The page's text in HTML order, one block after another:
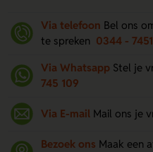
Via telefoon Bel ons
te spreken 0344 -
Via Whatsapp Stel je
745 109
Via E-mail Mail ons je
Bezoek ons Maak een